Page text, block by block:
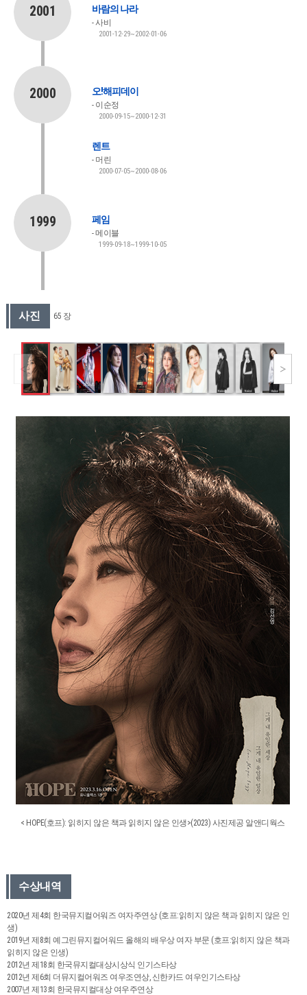
2001 바람의 나라
사비
2001-12-29~2002-01-06
2000 오!해피데이
이순정
2000-09-15~2000-12-31
렌트
머린
2000-07-05~2000-08-06
1999 페임
메이블
1999-09-18~1999-10-05
사진 65 장
< HOPE(호프): 읽히지 않은 책과 읽히지 않은 인생>(2023) 사진제공 알앤디웍스
수상내역
2020년 제4회 한국뮤지컬어워즈 여자주연상 (호프:읽히지 않은 책과 읽히지 않은 인
생)
2019년 제8회 예그린뮤지컬어워드 올해의 배우상 여자 부문 (호프:읽히지 않은 책과
읽히지 않은 인생)
2012년 제18회 한국뮤지컬대상시상식 인기스타상
2012년 제6회 더뮤지컬어워즈 여우조연상, 신한카드 여우인기스타상
2007년 제13회 한국뮤지컬대상 여우주연상